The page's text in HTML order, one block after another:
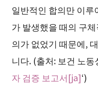
일반적인 합의만 이루
가 발생했을 때의 구
의가 없었기 때문에,
니다. (출처: 보건 노동
자 검증 보고서[ja]‘)